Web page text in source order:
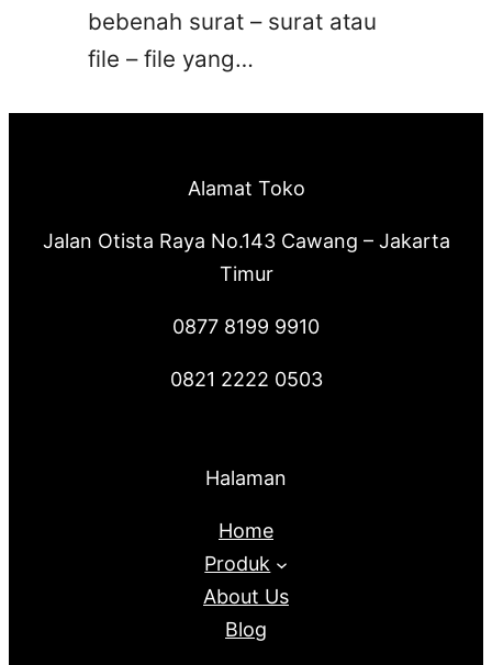
bebenah surat – surat atau
file – file yang…
Alamat Toko
Jalan Otista Raya No.143 Cawang – Jakarta
Timur
0877 8199 9910
0821 2222 0503
Halaman
Home
Produk
About Us
Blog